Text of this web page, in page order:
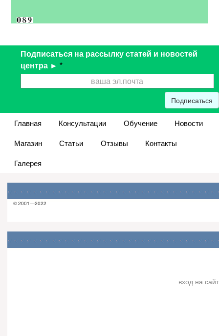
Подписаться на рассылку статей и новостей
центра ► *
Подписаться
Главная Консультации Обучение
Новости
Магазин
Статьи Отзывы
Контакты
Галерея
© 2001—2022
вход на сайт